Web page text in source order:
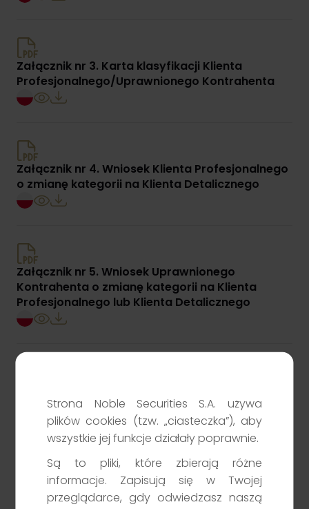
Załącznik nr 3. Karta klasyfikacji Klienta
Profesjonalnego/Uprawnionego Kontrahenta
Załącznik nr 4. Wniosek Klienta Profesjonalnego
o zmianę kategorii na Klienta Detalicznego
Załącznik nr 5. Wniosek Uprawnionego
Kontrahenta o zmianę kategorii na Klienta
Profesjonalnego lub Klienta Detalicznego
o zmianę kategorii na Uprawnionego
Kontrahenta
Strona Noble Securities S.A. używa
plików cookies (tzw. „ciasteczka”), aby
wszystkie jej funkcje działały poprawnie.
Są to pliki, które zbierają różne
informacje. Zapisują się w Twojej
przeglądarce, gdy odwiedzasz naszą